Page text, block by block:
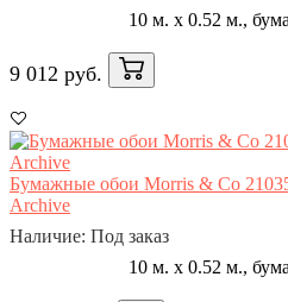
10 м. x 0.52 м.,
9 012 руб.
Бумажные обои Morris & Co
Archive
Наличие: Под заказ
10 м. x 0.52 м.,